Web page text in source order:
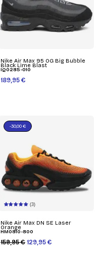
Nike Air Max 95 OG Big Bubble
Black Lime Blast
IQ0285-010
189,95 €
(3)
Nike Air Max DN SE Laser
Orange
HM0810-800
159,95 € 129,95 €
-30,00 €